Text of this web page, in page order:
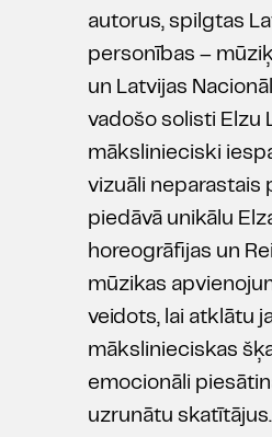
autorus, spilgtas
personības –
un Latvijas
vadošo solisti Elzu
mākslinieciski
vizuāli neparastais
piedāvā unikālu
horeogrāfijas un
mūzikas
veidots, lai atklātu
mākslinieciskas
emocionāli
uzrunātu skatītājus.